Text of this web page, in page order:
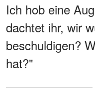
Ich hob eine
dachtet ihr, wir
beschuldigen?
hat?"